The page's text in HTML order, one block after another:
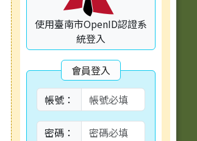
使用臺南市OpenID認證系
統登入
會員登入
帳號：
密碼：